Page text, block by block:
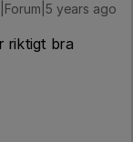
years ago
riktigt bra